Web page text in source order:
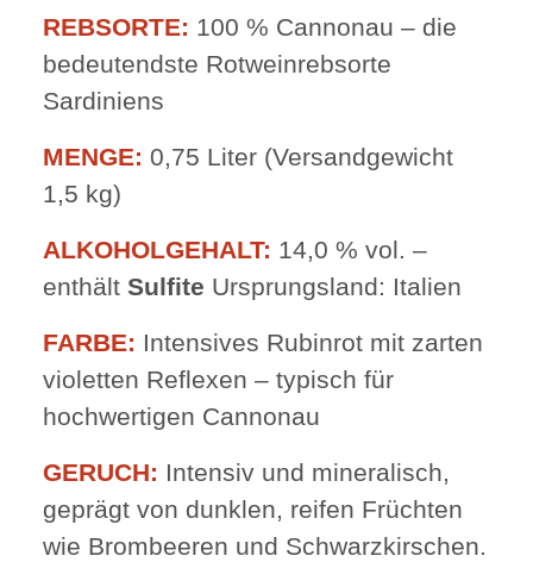
REBSORTE: 100 % Cannonau – die
bedeutendste Rotweinrebsorte
Sardiniens
MENGE: 0,75 Liter (Versandgewicht
1,5 kg)
ALKOHOLGEHALT: 14,0 % vol. –
enthält Sulfite Ursprungsland: Italien
FARBE: Intensives Rubinrot mit zarten
violetten Reflexen – typisch für
hochwertigen Cannonau
GERUCH: Intensiv und mineralisch,
geprägt von dunklen, reifen Früchten
wie Brombeeren und Schwarzkirschen.